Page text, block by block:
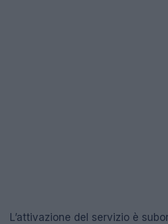
L’attivazione del servizio è